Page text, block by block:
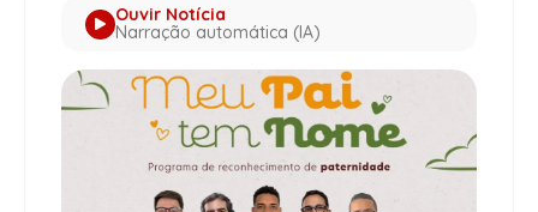
Ouvir Notícia
Narração automática (IA)